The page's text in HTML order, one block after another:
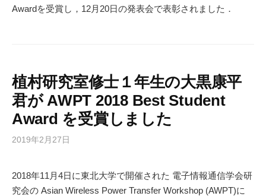
Awardを受賞し，12月20日の発表会で表彰されました．
植村研究室修士１年生の大黒康平
君が AWPT 2018 Best Student
Award を受賞しました
2019年2月27日
2018年11月4日に東北大学で開催された 電子情報通信学会研
究会の Asian Wireless Power Transfer Workshop (AWPT)に